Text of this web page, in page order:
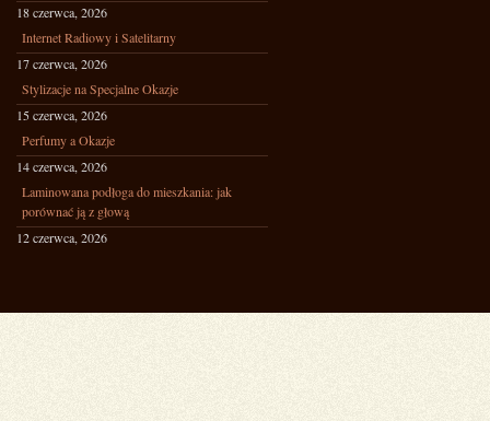
18 czerwca, 2026
Internet Radiowy i Satelitarny
17 czerwca, 2026
Stylizacje na Specjalne Okazje
15 czerwca, 2026
Perfumy a Okazje
14 czerwca, 2026
Laminowana podłoga do mieszkania: jak
porównać ją z głową
12 czerwca, 2026